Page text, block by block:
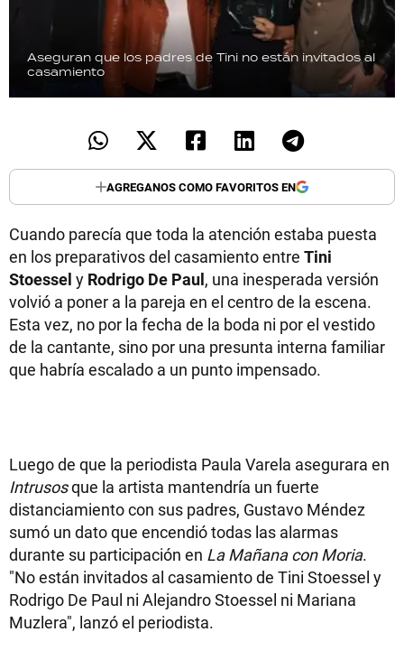
Aseguran que los padres de Tini no están invitados al
casamiento
AGREGANOS COMO FAVORITOS EN
Cuando parecía que toda la atención estaba puesta
en los preparativos del casamiento entre Tini
Stoessel y Rodrigo De Paul, una inesperada versión
volvió a poner a la pareja en el centro de la escena.
Esta vez, no por la fecha de la boda ni por el vestido
de la cantante, sino por una presunta interna familiar
que habría escalado a un punto impensado.
Luego de que la periodista Paula Varela asegurara en
Intrusosque la artista mantendría un fuerte
distanciamiento con sus padres, Gustavo Méndez
sumó un dato que encendió todas las alarmas
durante su participación en La Mañana con Moria.
"No están invitados al casamiento de Tini Stoessel y
Rodrigo De Paul ni Alejandro Stoessel ni Mariana
Muzlera", lanzó el periodista.